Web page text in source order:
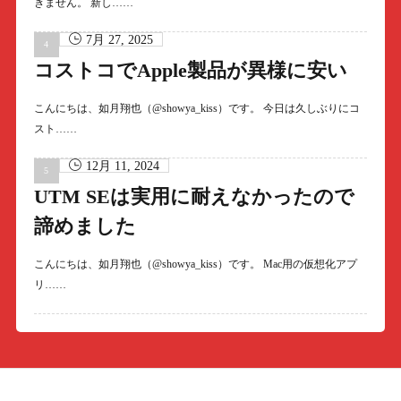
きません。 新し……
7月 27, 2025
コストコでApple製品が異様に安い
こんにちは、如月翔也（@showya_kiss）です。 今日は久しぶりにコ
スト……
12月 11, 2024
UTM SEは実用に耐えなかったので
諦めました
こんにちは、如月翔也（@showya_kiss）です。 Mac用の仮想化アプ
リ……